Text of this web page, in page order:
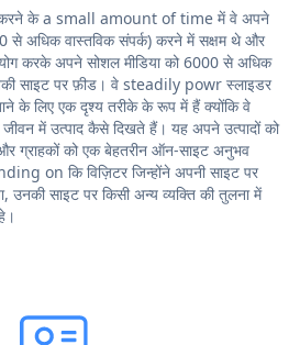
करने के a small amount of time में वे अपने
से अधिक वास्तविक संपर्क) करने में सक्षम थे और
करके अपने सोशल मीडिया को 6000 से अधिक
साइट पर फ़ीड। वे steadily powr स्लाइडर
के लिए एक दृश्य तरीके के रूप में हैं क्योंकि वे
में उत्पाद कैसे दिखते हैं। यह अपने उत्पादों को
ग्राहकों को एक बेहतरीन ऑन-साइट अनुभव
on कि विज़िटर जिन्होंने अपनी साइट पर
साइट पर किसी अन्य व्यक्ति की तुलना में